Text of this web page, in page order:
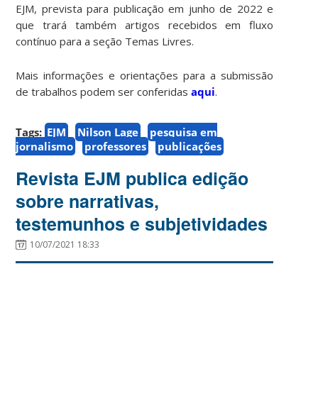
EJM, prevista para publicação em junho de 2022 e
que trará também artigos recebidos em fluxo
contínuo para a seção Temas Livres.
Mais informações e orientações para a submissão
de trabalhos podem ser conferidasaqui.
Tags: EJM Nilson Lage
pesquisa em
jornalismo
professores publicações
Revista EJM publica edição
sobre narrativas,
testemunhos e subjetividades
10/07/2021 18:33